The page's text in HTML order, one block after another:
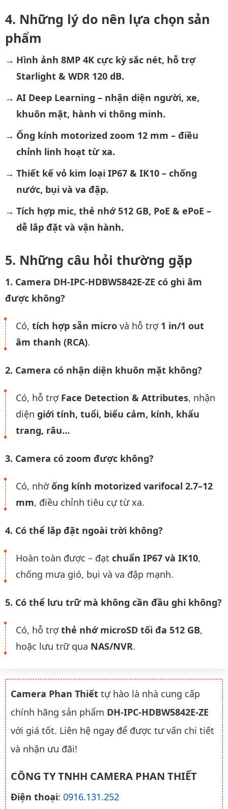
Những lý do nên lựa chọn sản
phẩm
Hình ảnh 8MP 4K cực kỳ sắc nét, hỗ trợ
Starlight & WDR 120 dB.
AI Deep Learning – nhận diện người, xe,
khuôn mặt, hành vi thông minh.
Ống kính motorized zoom 12 mm – điều
chỉnh linh hoạt từ xa.
Thiết kế vỏ kim loại IP67 & IK10 – chống
nước, bụi và va đập.
Tích hợp mic, thẻ nhớ 512 GB, PoE & ePoE –
dễ lắp đặt và vận hành.
Những câu hỏi thường gặp
1. Camera DH-IPC-HDBW5842E-ZE có ghi âm
được không?
Có, tích hợp sẵn micro và hỗ trợ 1 in/1 out
âm thanh (RCA).
2. Camera có nhận diện khuôn mặt không?
Có, hỗ trợ Face Detection & Attributes, nhận
diện giới tính, tuổi, biểu cảm, kính, khẩu
trang, râu…
3. Camera có zoom được không?
Có, nhờống kính motorized varifocal 2.7–12
mm, điều chỉnh tiêu cự từ xa.
4. Có thể lắp đặt ngoài trời không?
Hoàn toàn được – đạt chuẩn IP67 và IK10,
chống mưa gió, bụi và va đập mạnh.
5. Có thể lưu trữ mà không cần đầu ghi không?
Có, hỗ trợthẻ nhớ microSD tối đa 512 GB,
hoặc lưu trữ qua NAS/NVR.
Camera Phan Thiết tự hào là nhà cung cấp
chính hãng sản phẩm DH-IPC-HDBW5842E-ZE
với giá tốt. Liên hệ ngay để được tư vấn chi tiết
và nhận ưu đãi!
CÔNG TY TNHH CAMERA PHAN THIẾT
Điện thoại: 0916.131.252